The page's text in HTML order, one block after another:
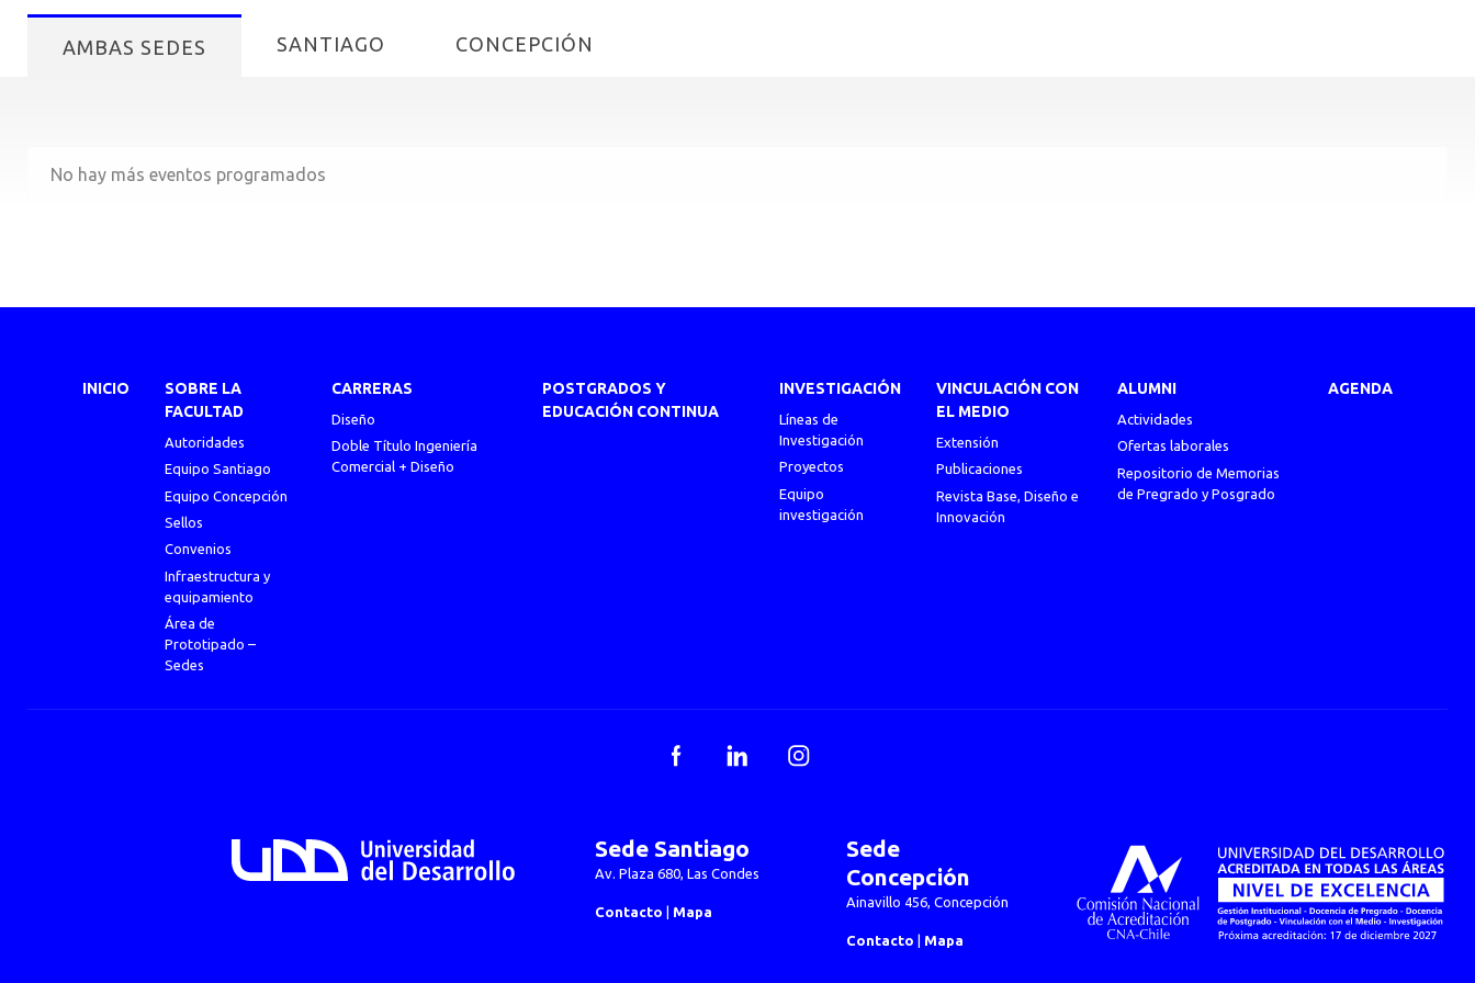
AMBAS SEDES SANTIAGO CONCEPCIÓN
No hay más eventos programados
INICIO
SOBRE LA
FACULTAD
Autoridades
Equipo Santiago
Equipo Concepción
Sellos
Convenios
Infraestructura y
equipamiento
Área de
Prototipado –
Sedes
CARRERAS
Diseño
Doble Título Ingeniería
Comercial + Diseño
POSTGRADOS Y
EDUCACIÓN CONTINUA
INVESTIGACIÓN
Líneas de
Investigación
Proyectos
Equipo
investigación
VINCULACIÓN CON
EL MEDIO
Extensión
Publicaciones
Revista Base, Diseño e
Innovación
ALUMNI
Actividades
Ofertas laborales
Repositorio de Memorias
de Pregrado y Posgrado
AGENDA
FacebookLinkedInInstagram
Sede Santiago
Av. Plaza 680, Las Condes
Contacto Mapa
Sede
Concepción
Ainavillo 456, Concepción
Contacto Mapa